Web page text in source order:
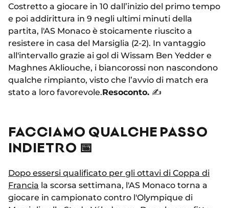
Costretto a giocare in 10 dall’inizio del primo tempo
e poi addirittura in 9 negli ultimi minuti della
partita, l'AS Monaco è stoicamente riuscito a
resistere in casa del Marsiglia (2-2). In vantaggio
all'intervallo grazie ai gol di Wissam Ben Yedder e
Maghnes Akliouche, i biancorossi non nascondono
qualche rimpianto, visto che l’avvio di match era
stato a loro favorevole.Resoconto. ✍️
FACCIAMO QUALCHE PASSO
INDIETRO 📅
Dopo essersi qualificato per gli ottavi di Coppa di
Francia la scorsa settimana, l'AS Monaco torna a
giocare in campionato contro l'Olympique di